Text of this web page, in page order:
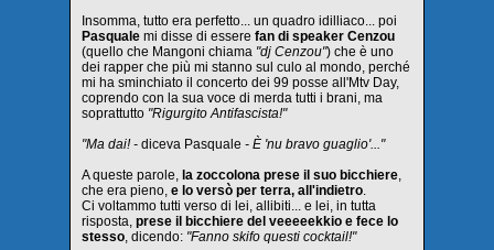
Insomma, tutto era perfetto... un quadro idilliaco... poi
Pasquale mi disse di essere fan di speaker Cenzou
(quello che Mangoni chiama "dj Cenzou") che è uno
dei rapper che più mi stanno sul culo al mondo, perché
mi ha sminchiato il concerto dei 99 posse all'Mtv Day,
coprendo con la sua voce di merda tutti i brani, ma
soprattutto "Rigurgito Antifascista!"
"Ma dai! - diceva Pasquale - È 'nu bravo guaglio'..."
A queste parole, la zoccolona prese il suo bicchiere,
che era pieno, e lo versò per terra, all'indietro.
Ci voltammo tutti verso di lei, allibiti... e lei, in tutta
risposta, prese il bicchiere del veeeeekkio e fece lo
stesso, dicendo: "Fanno skifo questi cocktail!"